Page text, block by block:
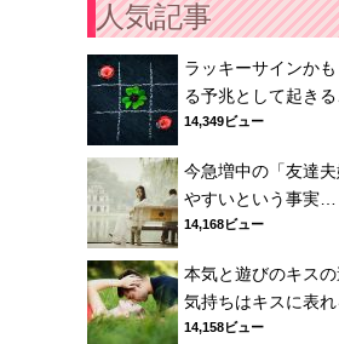
人気記事
ラッキーサインか
る予兆として起きる
14,349ビュー
今急増中の「友達
やすいという事実…
14,168ビュー
本気と遊びのキス
気持ちはキスに表れ
14,158ビュー